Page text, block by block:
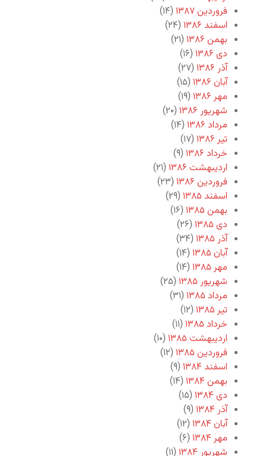
فروردین ۱۳۸۷
(۱۴)
اسفند ۱۳۸۶
(۲۴)
بهمن ۱۳۸۶
(۲۱)
دی ۱۳۸۶
(۱۶)
آذر ۱۳۸۶
(۲۷)
آبان ۱۳۸۶
(۱۵)
مهر ۱۳۸۶
(۱۹)
شهریور ۱۳۸۶
(۲۰)
مرداد ۱۳۸۶
(۱۴)
تیر ۱۳۸۶
(۱۷)
خرداد ۱۳۸۶
(۹)
اردیبهشت ۱۳۸۶
(۲۱)
فروردین ۱۳۸۶
(۲۳)
اسفند ۱۳۸۵
(۲۹)
بهمن ۱۳۸۵
(۱۶)
دی ۱۳۸۵
(۲۶)
آذر ۱۳۸۵
(۳۴)
آبان ۱۳۸۵
(۱۴)
مهر ۱۳۸۵
(۱۴)
شهریور ۱۳۸۵
(۲۵)
مرداد ۱۳۸۵
(۳۱)
تیر ۱۳۸۵
(۱۲)
خرداد ۱۳۸۵
(۱۱)
اردیبهشت ۱۳۸۵
(۱۰)
فروردین ۱۳۸۵
(۱۲)
اسفند ۱۳۸۴
(۹)
بهمن ۱۳۸۴
(۱۴)
دی ۱۳۸۴
(۱۵)
آذر ۱۳۸۴
(۹)
آبان ۱۳۸۴
(۱۲)
مهر ۱۳۸۴
(۶)
شهریور ۱۳۸۴
(۱۱)